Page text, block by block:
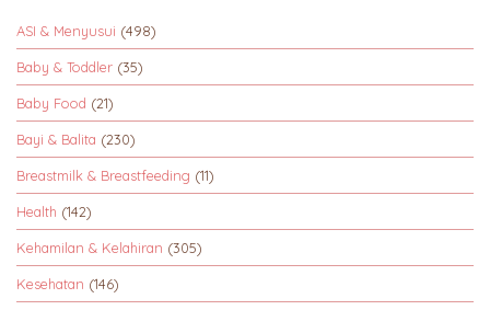
ASI & Menyusui (498)
Baby & Toddler (35)
Baby Food (21)
Bayi & Balita (230)
Breastmilk & Breastfeeding (11)
Health (142)
Kehamilan & Kelahiran (305)
Kesehatan (146)